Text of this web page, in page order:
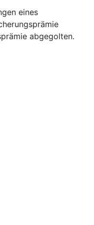
eines
abgegolten.